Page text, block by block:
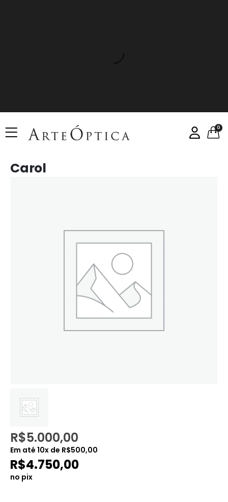
0
Carol
R$5.000,00
Em até 10x de R$500,00
R$4.750,00
no pix